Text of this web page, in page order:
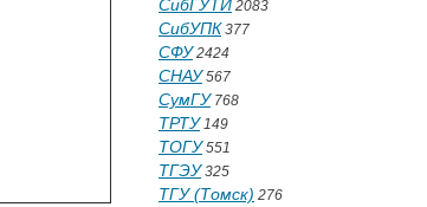
СибГУТИ 2083
СибУПК 377
СФУ2424
СНАУ567
СумГУ768
ТРТУ149
ТОГУ551
ТГЭУ325
ТГУ (Томск) 276